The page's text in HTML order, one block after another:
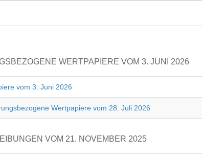
WERTPAPIERE VOM 3. JUNI 2026
vom 3. Juni 2026
Wertpapiere vom 28. Juli 2026
VOM 21. NOVEMBER 2025